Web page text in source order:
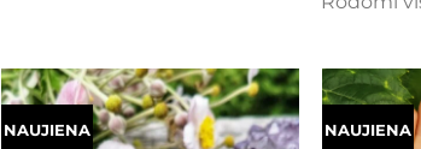
NAUJIENA Mėgstamiausias NAUJIENA